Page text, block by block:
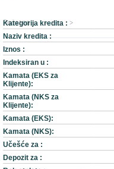
Početna > >
Kategorija kredita :
Naziv kredita :
Iznos :
Indeksiran u :
Kamata (EKS za
Klijente):
Kamata (NKS za
Klijente):
Kamata (EKS):
Kamata (NKS):
Učešće za :
Depozit za :